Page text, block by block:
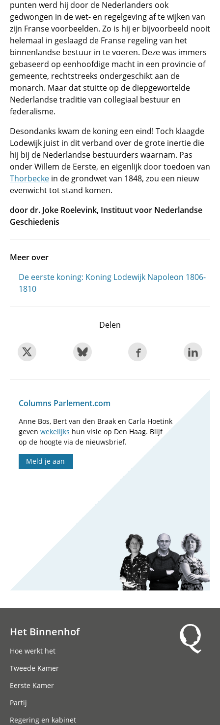
punten werd hij door de Nederlanders ook
gedwongen in de wet- en regelgeving af te wijken van
zijn Franse voorbeelden. Zo is hij er bijvoorbeeld nooit
helemaal in geslaagd de Franse regeling van het
binnenlandse bestuur in te voeren. Deze was immers
gebaseerd op eenhoofdige macht in een provincie of
gemeente, rechtstreeks ondergeschikt aan de
monarch. Maar dat stuitte op de diepgewortelde
Nederlandse traditie van collegiaal bestuur en
federalisme.
Desondanks kwam de koning een eind! Toch klaagde
Lodewijk juist in dit verband over de grote inertie die
hij bij de Nederlandse bestuurders waarnam. Pas
onder Willem de Eerste, en eigenlijk door toedoen van
Thorbecke in de grondwet van 1848, zou een nieuw
evenwicht tot stand komen.
door dr. Joke Roelevink, Instituut voor Nederlandse
Geschiedenis
Meer over
De eerste koning: Koning Lodewijk Napoleon 1806-
1810
Delen
Columns Parlement.com
Anne Bos, Bert van den Braak en Carla Hoetink
geven wekelijks hun visie op Den Haag. Blijf
op de hoogte via de nieuwsbrief.
Meld je aan
Het Binnenhof
Hoe werkt het
Tweede Kamer
Eerste Kamer
Partij
Regering en kabinet